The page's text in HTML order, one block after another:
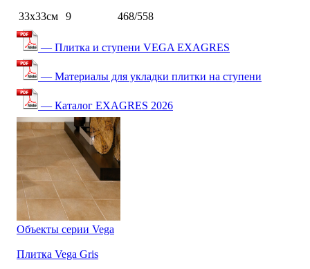
33х33см 9 468/558
— Плитка и ступени VEGA EXAGRES
— Материалы для укладки плитки на ступени
— Каталог EXAGRES 2026
Объекты серии Vega
Плитка Vega Gris